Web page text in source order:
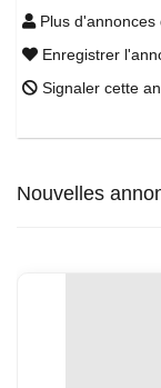
Plus d'annonces
Enregistrer
Signaler cette
Nouvelles